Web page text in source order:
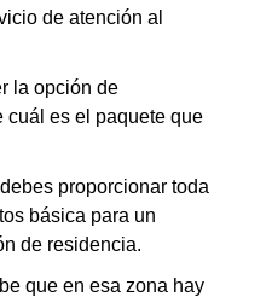
de atención al
la opción de
cuál es el paquete que
proporcionar toda
básica para un
de residencia.
que en esa zona hay